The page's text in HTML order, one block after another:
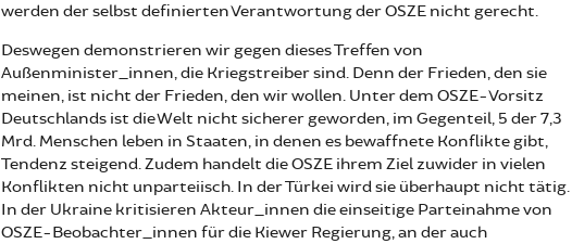
werden der selbst definierten Verantwortung der OSZE nicht gerecht.
Deswegen demonstrieren wir gegen dieses Treffen von
Außenminister_innen, die Kriegstreiber sind. Denn der Frieden, den sie
meinen, ist nicht der Frieden, den wir wollen. Unter dem OSZE-Vorsitz
Deutschlands ist die Welt nicht sicherer geworden, im Gegenteil, 5 der 7,3
Mrd. Menschen leben in Staaten, in denen es bewaffnete Konflikte gibt,
Tendenz steigend. Zudem handelt die OSZE ihrem Ziel zuwider in vielen
Konflikten nicht unparteiisch. In der Türkei wird sie überhaupt nicht tätig.
In der Ukraine kritisieren Akteur_innen die einseitige Parteinahme von
OSZE-Beobachter_innen für die Kiewer Regierung, an der auch